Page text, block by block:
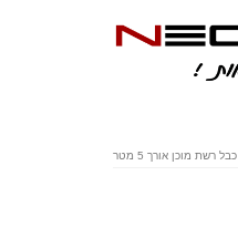
כבל רשת מוכן אורך 5 מטר